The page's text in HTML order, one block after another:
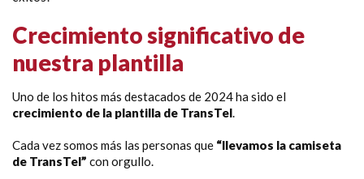
Crecimiento significativo de
nuestra plantilla
Uno de los hitos más destacados de 2024 ha sido el
crecimiento de la plantilla de TransTel
Cada vez somos más las personas que “llevamos la camiseta
de TransTel” con orgullo.